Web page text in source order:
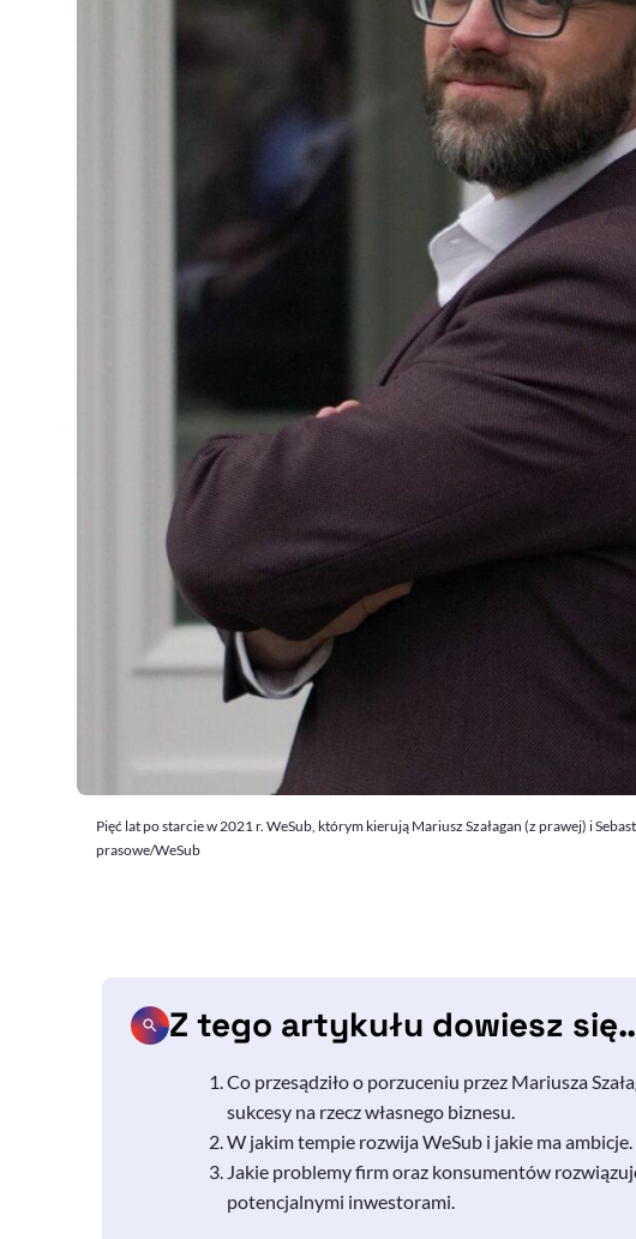
Pięć lat po starcie w 2021 r. WeSub, którym kierują Mariusz Szałagan (z prawej) i
prasowe/WeSub
Z tego artykułu dowiesz
Co przesądziło o porzuceniu przez Mariusza
sukcesy na rzecz własnego biznesu.
W jakim tempie rozwijaWeSub i jakie ma ambicje.
Jakie problemy firm oraz konsumentów
potencjalnymi inwestorami.